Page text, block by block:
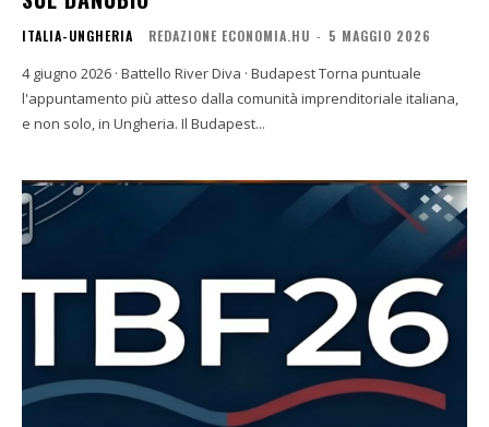
ITALIA-UNGHERIA REDAZIONE ECONOMIA.HU - 5 MAGGIO 2026
4 giugno 2026 · Battello River Diva · Budapest Torna puntuale
l'appuntamento più atteso dalla comunità imprenditoriale italiana,
e non solo, in Ungheria. Il Budapest...